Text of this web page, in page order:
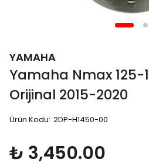
YAMAHA
Yamaha Nmax 125-
Orijinal 2015-2020
Ürün Kodu: 2DP-H1450-00
₺ 3,450.00